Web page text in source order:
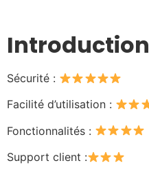
Introduction
Sécurité :
Facilité d’utilisation :
Fonctionnalités :
Support client :